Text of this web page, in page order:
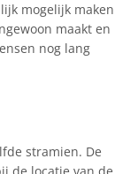
mogelijk maken
maakt en
nog lang
stramien. De